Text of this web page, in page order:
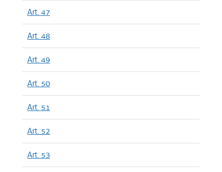
Art. 47
Art. 48
Art. 49
Art. 50
Art. 51
Art. 52
Art. 53